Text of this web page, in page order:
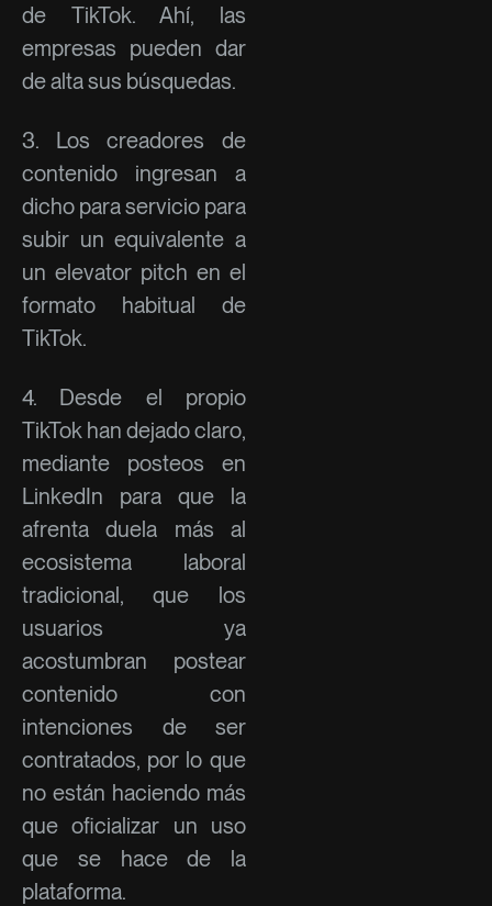
de TikTok. Ahí, las
empresas pueden dar
de alta sus búsquedas.
3. Los creadores de
contenido ingresan a
dicho para servicio para
subir un equivalente a
un elevator pitch en el
formato habitual de
TikTok.
4. Desde el propio
TikTok han dejado claro,
mediante posteos en
LinkedIn para que la
afrenta duela más al
ecosistema laboral
tradicional, que los
usuarios ya
acostumbran postear
contenido con
intenciones de ser
contratados, por lo que
no están haciendo más
que oficializar un uso
que se hace de la
plataforma.